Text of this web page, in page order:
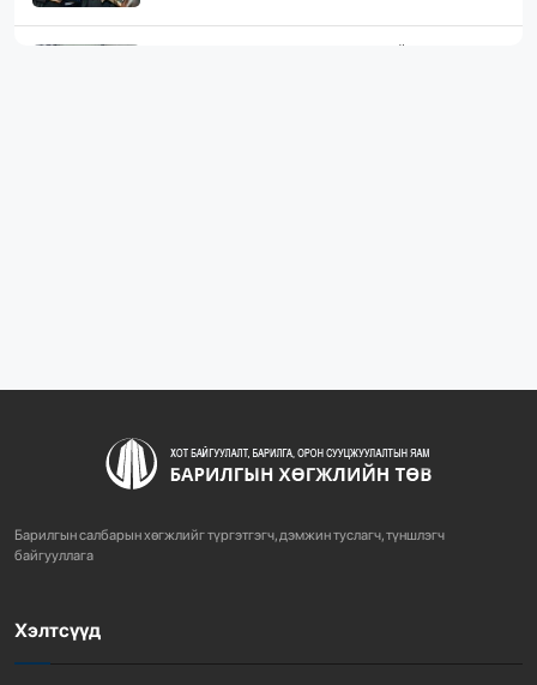
ХОТ БАЙГУУЛАЛТЫН ТУХАЙ ХУУЛИЙН
3 сарын өмнө
Барилгын салбарын хөгжлийг түргэтгэгч, дэмжин туслагч, түншлэгч
байгууллага
Хэлтсүүд